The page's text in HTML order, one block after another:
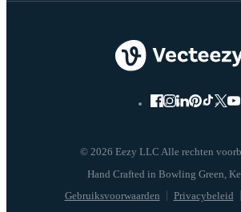
© 2026 Eezy LLC Alle rechten
Gebruiksvoorwaarden Privacybeleid